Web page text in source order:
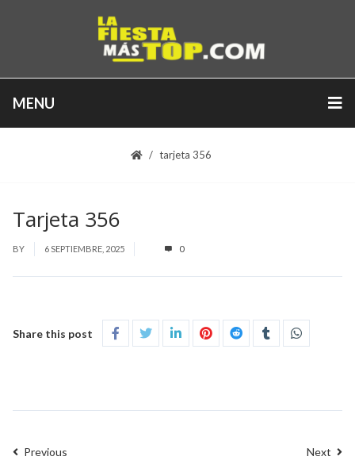
MENU
tarjeta 356
Tarjeta 356
BY 6 SEPTIEMBRE, 2025 0
Share this post
Previous Next